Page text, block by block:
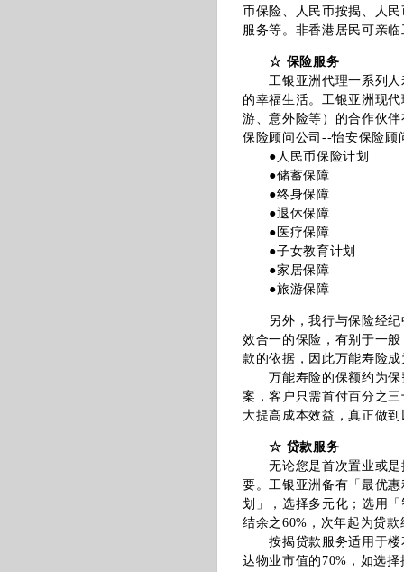
币保险、人民币按揭、人
服务等。非香港居民可亲
☆ 保险服务
工银亚洲代理一系列人
的幸福生活。工银亚洲现
游、意外险等）的合作伙
保险顾问公司--怡安保险顾
●人民币保险计划
●储蓄保障
●终身保障
●退休保障
●医疗保障
●子女教育计划
●家居保障
●旅游保障
另外，我行与保险经纪
效合一的保险，有别于一
款的依据，因此万能寿险
万能寿险的保额约为保
案，客户只需首付百分之
大提高成本效益，真正做
☆ 贷款服务
无论您是首次置业或是
要。工银亚洲备有「最优
划」，选择多元化；选用
结余之60%，次年起为贷
按揭贷款服务适用于楼
达物业市值的70%，如选